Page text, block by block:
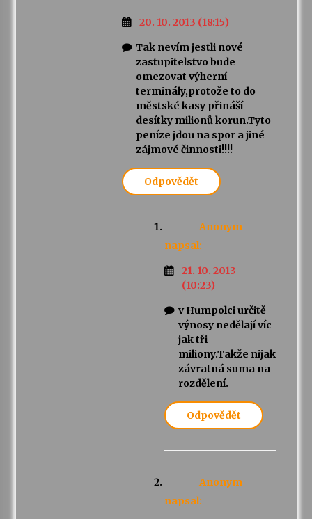
20. 10. 2013 (18:15)
Tak nevím jestli nové
zastupitelstvo bude
omezovat výherní
terminály,protože to do
městské kasy přináší
desítky milionů korun.Tyto
peníze jdou na spor a jiné
zájmové činnosti!!!!
Odpovědět
Anonym
napsal:
21. 10. 2013
(10:23)
v Humpolci určitě
výnosy nedělají víc
jak tři
miliony.Takže nijak
závratná suma na
rozdělení.
Odpovědět
Anonym
napsal: